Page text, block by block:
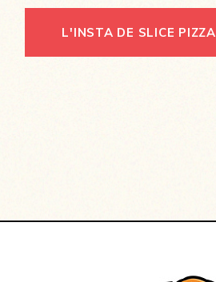
L'INSTA DE SLICE PIZZA